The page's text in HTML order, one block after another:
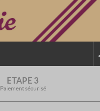
ETAPE 3
Paiement sécurisé